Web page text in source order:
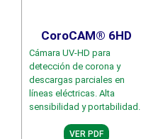
CoroCAM® 6HD
Cámara UV-HD para
detección de corona y
descargas parciales en
líneas eléctricas. Alta
sensibilidad y portabilidad.
VER PDF